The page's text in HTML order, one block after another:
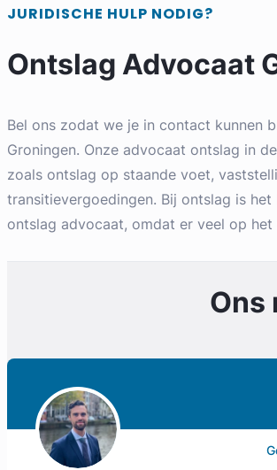
JURIDISCHE HULP NODIG?
Ontslag Advocaat
Bel ons zodat we je in contact kunnen
Groningen. Onze advocaat ontslag in
zoals ontslag op staande voet,
transitievergoedingen. Bij ontslag is
ontslag advocaat, omdat er veel op het
Ons